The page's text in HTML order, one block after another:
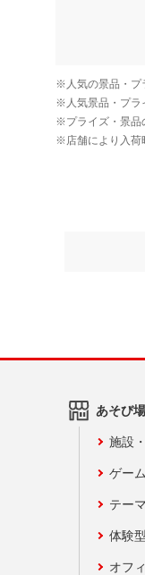
あそび
施設
ゲー
テー
体験
オフ